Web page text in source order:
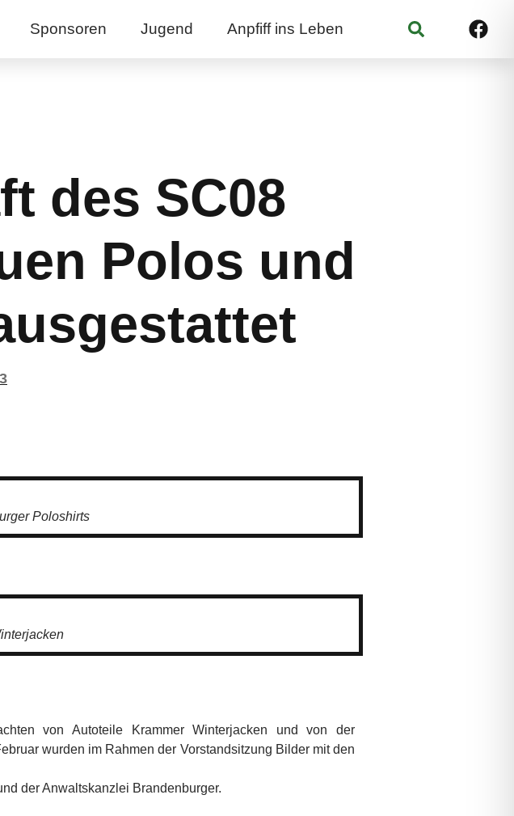
Sponsoren Jugend Anpfiff ins Leben Suchen
des SC08
Polos und
Poloshirts
von Autoteile Krammer Winterjacken und von der
wurden im Rahmen der Vorstandsitzung Bilder mit den
der Anwaltskanzlei Brandenburger.